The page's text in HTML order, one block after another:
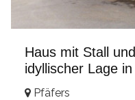
Haus mit Stall
idyllischer Lage
Pfäfers